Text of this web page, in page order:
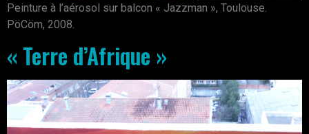
Peinture à l’aérosol sur balcon « Jazzman », Toulouse.
PöCöm, 2008.
« Terre d’Afrique »